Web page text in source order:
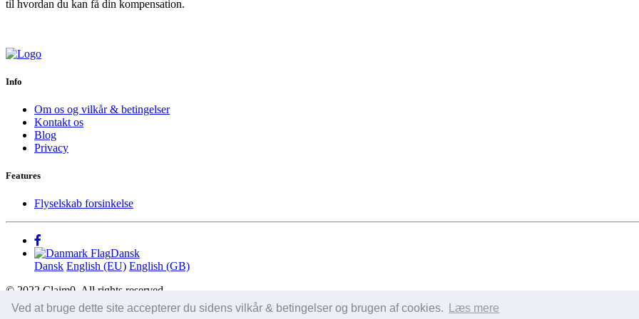
Ved at bruge dette site accepterer du sidens vilkår & betingelser og brugen af cookies. Læs mere
til hvordan du kan få din kompensation.
Info
Om os og vilkår & betingelser
Kontakt os
Blog
Privacy
Features
Flyselskab forsinkelse
Dansk
Dansk English (EU) English (GB)
© 2022 Claim0. All rights reserved.